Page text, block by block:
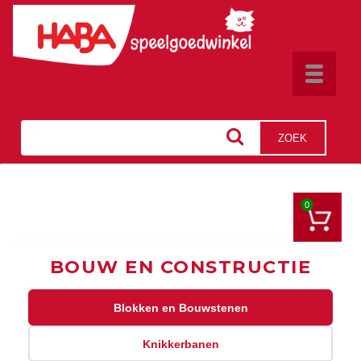
Toggle
ZOEK
0
BOUW EN CONSTRUCTIE
Blokken en Bouwstenen
Knikkerbanen